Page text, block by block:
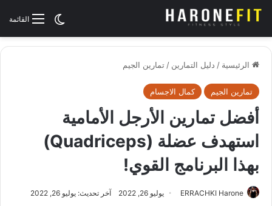
القائمةالوضع
الرئيسية / دليل التمارين / تمارين الجيم
تمارين الجيم كمال الاجسام
أفضل تمارين الأرجل الأمامية
استهدف عضلة (Quadriceps)
بهذا البرنامج القوي!
ERRACHKI Harone يوليو 26, 2022 آخر تحديث: يوليو 26, 2022